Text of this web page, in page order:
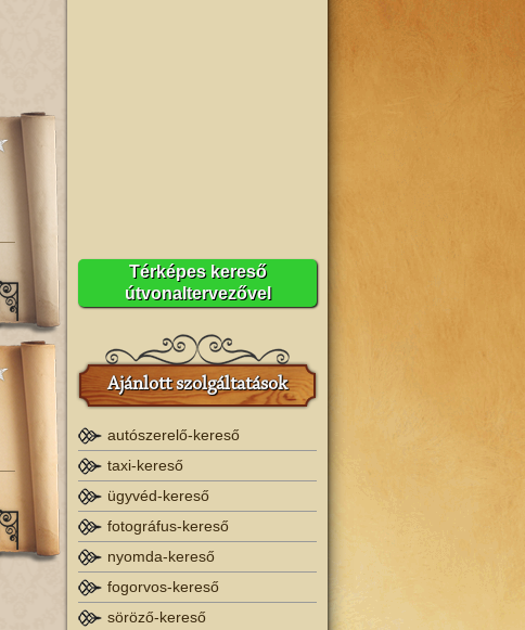
Térképes kereső
útvonaltervezővel
Ajánlott szolgáltatások
autószerelő-kereső
taxi-kereső
ügyvéd-kereső
fotográfus-kereső
nyomda-kereső
fogorvos-kereső
söröző-kereső